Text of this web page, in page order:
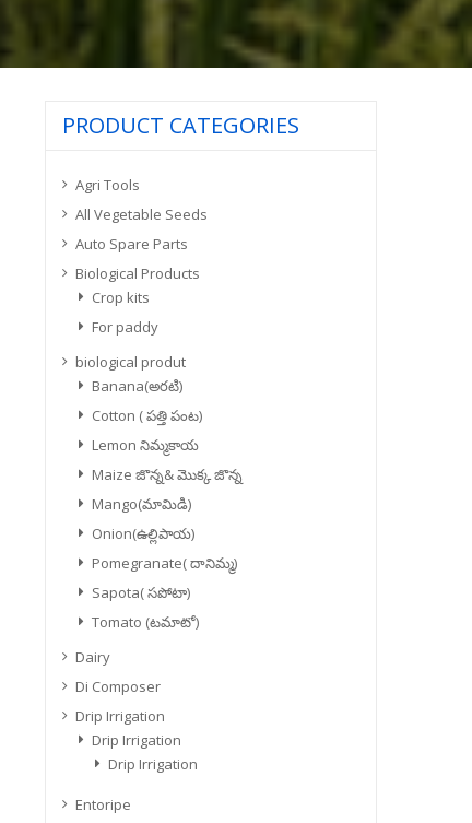
PRODUCT CATEGORIES
Agri Tools
All Vegetable Seeds
Auto Spare Parts
Biological Products
Crop kits
For paddy
biological produt
Banana(అరటి)
Cotton ( పత్తి పంట)
Lemon నిమ్మకాయ
Maize జొన్న& మొక్క జొన్న
Mango(మామిడి)
Onion(ఉల్లిపాయ)
Pomegranate( దానిమ్మ)
Sapota( సపోటా)
Tomato (టమాటో)
Dairy
Di Composer
Drip Irrigation
Drip Irrigation
Drip Irrigation
Entoripe